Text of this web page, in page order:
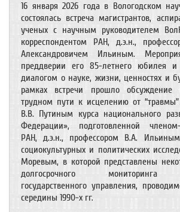
16 января 2026 года в Вологодском
состоялась встреча магистрантов,
ученых с научным руководителем
корреспондентом РАН, д.э.н.,
Александровичем Ильиным.
преддверии его 85-летнего юбилея
диалогом о науке, жизни, ценностях и
рамках встречи прошло обсуждение
трудном пути к исцелению от
В.В. Путиным курса национального
Федерации», подготовленной членом-
РАН, д.э.н., профессором В.А.
социокультурных и политических
Моревым, в которой представлены
долгосрочного мониторинга
государственного управления,
середины 1990-х гг.